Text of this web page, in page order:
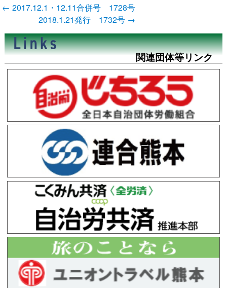
投
ビ
ゲ
ー
シ
← 2017.12.1・12.11合併号 1728号
2018.1.21発行 1732号 →
関連団体等リンク